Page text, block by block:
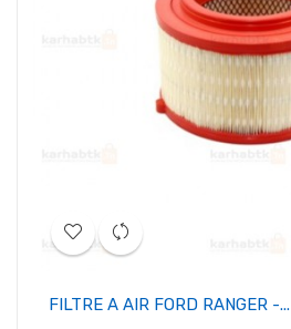
FILTRE A AIR FORD RANGER -...